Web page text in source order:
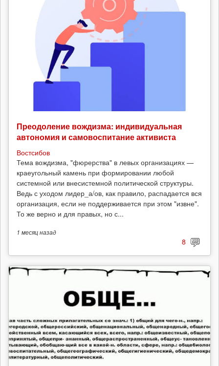
Преодоление вождизма: индивидуальная
автономия и самовоспитание активиста
Востсибов
Тема вождизма, "фюрерства" в левых организациях —
краеугольный камень при формировании любой
системной или внесистемной политической структуры.
Ведь с уходом лидер_а/ов, как правило, распадается вся
организация, если не поддерживается при этом "извне".
То же верно и для правых, но с...
1 месяцназад
8